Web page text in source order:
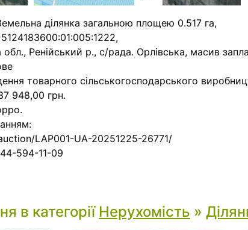
ділянка загальною площею 0.517 га,
Ренійський р., с/рада. Орлівська, масив
товарного сільськогосподарського
948,00 грн.
LAP001-UA-20251225-26771/
594-11-09
в категорії Нерухомість »